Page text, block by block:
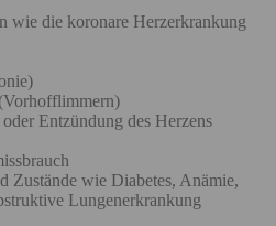
wie die koronare Herzerkrankung
Entzündung des Herzens
Zustände wie Diabetes, Anämie,
Lungenerkrankung